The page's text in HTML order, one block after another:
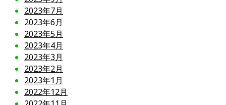
2023年7月
2023年6月
2023年5月
2023年4月
2023年3月
2023年2月
2023年1月
2022年12月